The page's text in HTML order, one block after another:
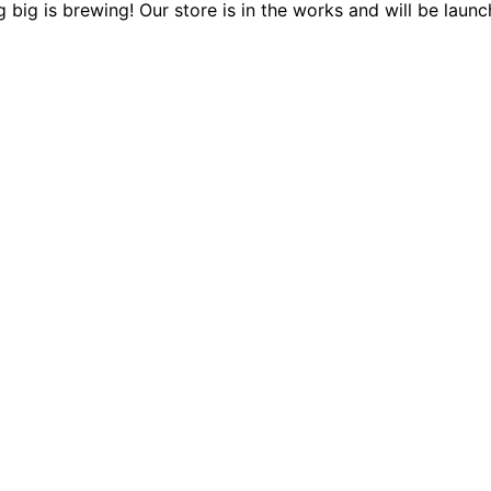
big is brewing! Our store is in the works and will be